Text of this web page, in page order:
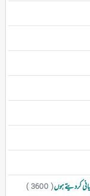
کردیتے ہوں( 3600 )